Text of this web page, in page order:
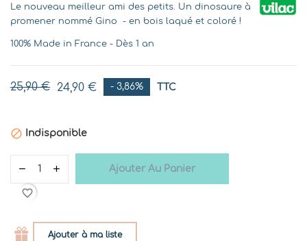
Le nouveau meilleur ami des petits. Un dinosaure à
promener nommé Gino - en bois laqué et coloré !
100% Made in France - Dès 1 an
25,90 € 24,90 € - 3,86% TTC
 Indisponible
Ajouter Au Panier
favorite_border
Ajouter à ma liste